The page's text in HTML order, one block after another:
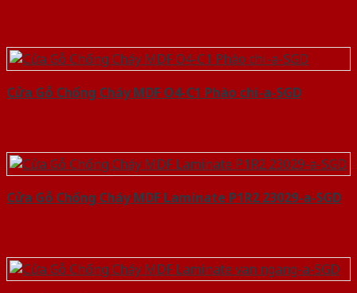
Cửa Gỗ Chống Cháy MDF O4-C1 Phào chi-a-SGD
Cửa Gỗ Chống Cháy MDF Laminate P1R2 23029-a-SGD